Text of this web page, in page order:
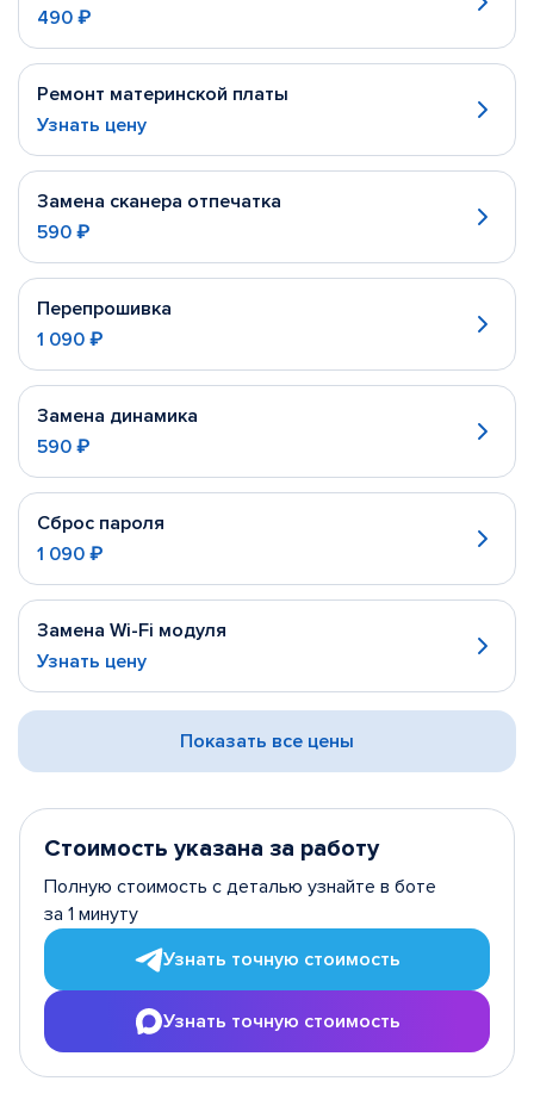
490 ₽
Ремонт материнской платы
Узнать цену
Замена сканера отпечатка
590 ₽
Перепрошивка
1 090 ₽
Замена динамика
590 ₽
Сброс пароля
1 090 ₽
Замена Wi-Fi модуля
Узнать цену
Показать все цены
Стоимость указана за работу
Полную стоимость с деталью узнайте в боте
за 1 минуту
Узнать точную стоимость
Узнать точную стоимость